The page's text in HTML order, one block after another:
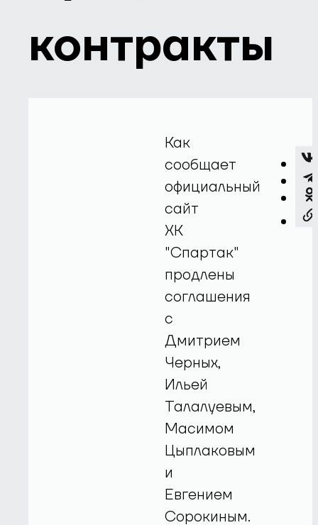
контракты
Как
сообщает
официальный
сайт
ХК
"Спартак"
продлены
соглашения
с
Дмитрием
Черных,
Ильей
Талалуевым,
Масимом
Цыплаковым
и
Евгением
Сорокиным.